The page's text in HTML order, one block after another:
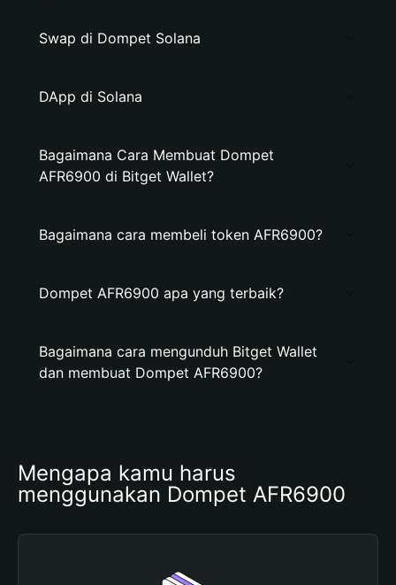
Swap di Dompet Solana
DApp di Solana
Bagaimana Cara Membuat Dompet
AFR6900 di Bitget Wallet?
Bagaimana cara membeli token AFR6900?
Dompet AFR6900 apa yang terbaik?
Bagaimana cara mengunduh Bitget Wallet
dan membuat Dompet AFR6900?
Mengapa kamu harus
menggunakan Dompet AFR6900